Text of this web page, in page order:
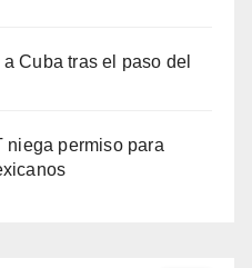
Cuba tras el paso del
niega permiso para